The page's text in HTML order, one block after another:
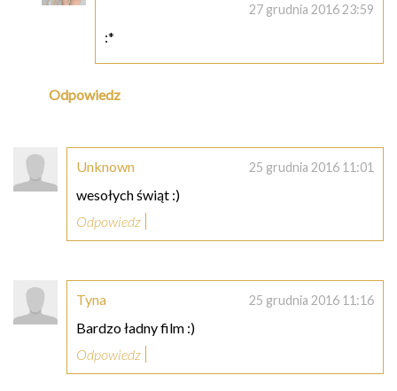
27 grudnia 2016 23:59
:*
Odpowiedz
Unknown 25 grudnia 2016 11:01
wesołych świąt :)
Odpowiedz
Tyna 25 grudnia 2016 11:16
Bardzo ładny film :)
Odpowiedz